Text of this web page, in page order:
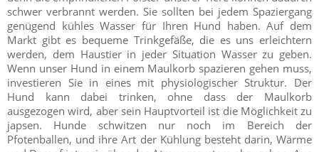
schwer verbrannt werden. Sie sollten bei jedem Spaziergang
genügend kühles Wasser für Ihren Hund haben. Auf dem
Markt gibt es bequeme Trinkgefäße, die es uns erleichtern
werden, dem Haustier in jeder Situation Wasser zu geben.
Wenn unser Hund in einem Maulkorb spazieren gehen muss,
investieren Sie in eines mit physiologischer Struktur. Der
Hund kann dabei trinken, ohne dass der Maulkorb
ausgezogen wird, aber sein Hauptvorteil ist die Möglichkeit zu
japsen. Hunde schwitzen nur noch im Bereich der
Pfotenballen, und ihre Art der Kühlung besteht darin, Wärme